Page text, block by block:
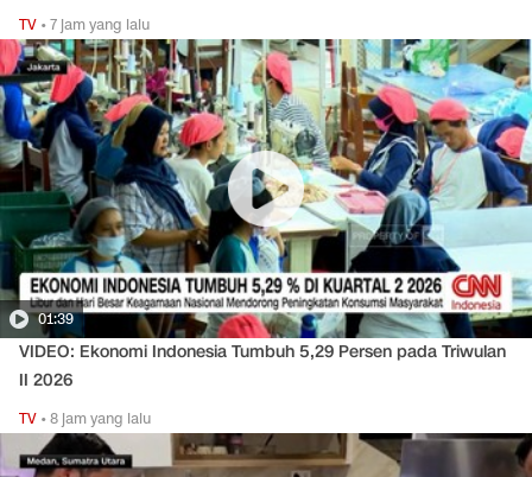
TV •7 jam yang lalu
01:39
VIDEO: Ekonomi Indonesia Tumbuh 5,29 Persen pada Triwulan
II 2026
TV •8 jam yang lalu